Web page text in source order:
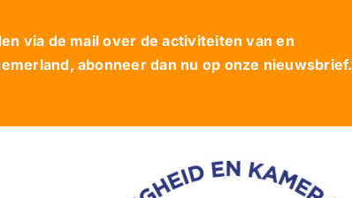
via de mail over de activiteiten van en
abonneer dan nu op onze nieuwsbrief.